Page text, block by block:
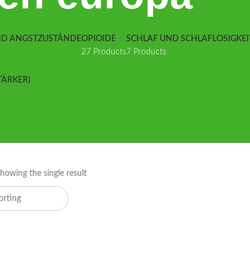
ANGSTZUSTÄNDEOPIOIDE
27 Products
SCHLAF UND SCHLAFLOSIGKEIT
7 Products
the single result